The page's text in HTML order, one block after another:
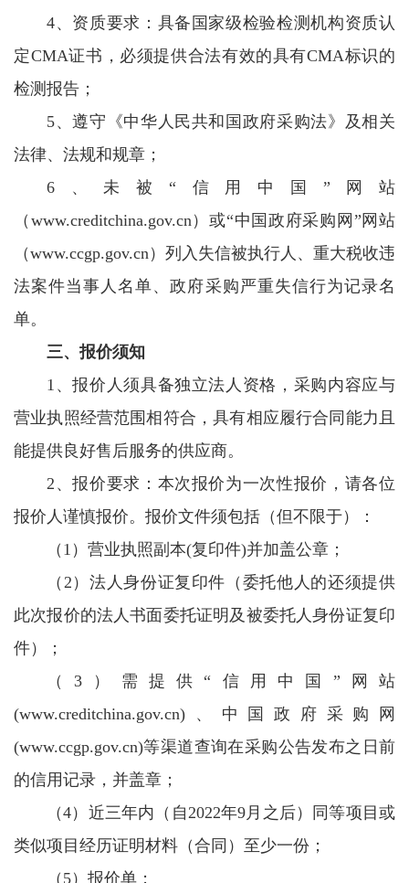
4、资质要求：具备国家级检验检测机构资质认
定CMA证书，必须提供合法有效的具有CMA标识的
检测报告；
5、遵守《中华人民共和国政府采购法》及相关
法律、法规和规章；
6、未被“信用中国”网站
（www.creditchina.gov.cn）或“中国政府采购网”网站
（www.ccgp.gov.cn）列入失信被执行人、重大税收违
法案件当事人名单、政府采购严重失信行为记录名
单。
三、报价须知
1、报价人须具备独立法人资格，采购内容应与
营业执照经营范围相符合，具有相应履行合同能力且
能提供良好售后服务的供应商。
2、报价要求：本次报价为一次性报价，请各位
报价人谨慎报价。报价文件须包括（但不限于）：
（1）营业执照副本(复印件)并加盖公章；
（2）法人身份证复印件（委托他人的还须提供
此次报价的法人书面委托证明及被委托人身份证复印
件）；
（3）需提供“信用中国”网站
(www.creditchina.gov.cn)、中国政府采购网
(www.ccgp.gov.cn)等渠道查询在采购公告发布之日前
的信用记录，并盖章；
（4）近三年内（自2022年9月之后）同等项目或
类似项目经历证明材料（合同）至少一份；
（5）报价单；